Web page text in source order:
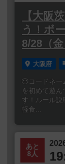
【大阪
う！ボ
8/28（
大阪府
🎲コードネー
を初めて遊
す！ルール説
軽食...
あと
8人